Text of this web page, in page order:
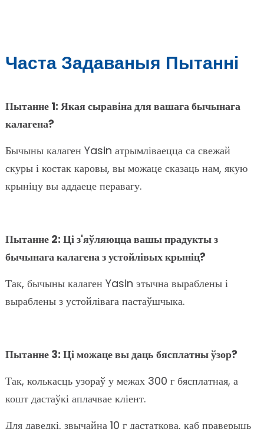
Часта Задаваныя Пытанні
Пытанне 1: Якая сыравіна для вашага бычынага
калагена?
Бычыны калаген Yasin атрымліваецца са свежай
скуры і костак каровы, вы можаце сказаць нам, якую
крыніцу вы аддаеце перавагу.
Пытанне 2: Ці з'яўляюцца вашы прадукты з
бычынага калагена з устойлівых крыніц?
Так, бычыны калаген Yasin этычна выраблены і
выраблены з устойлівага пастаўшчыка.
Пытанне 3: Ці можаце вы даць бясплатны ўзор?
Так, колькасць узораў у межах 300 г бясплатная, а
кошт дастаўкі аплачвае кліент.
Для даведкі, звычайна 10 г дастаткова, каб праверыць